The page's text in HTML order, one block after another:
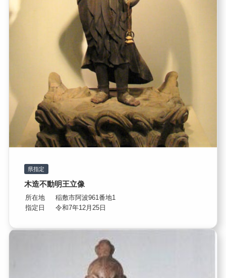
県指定
木造不動明王立像
所在地
稲敷市阿波961番地1
指定日
令和7年12月25日